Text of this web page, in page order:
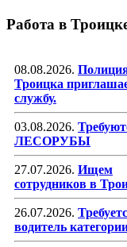
Работа в
08.08.2026.
Троицка
службу.
03.08.2026.
ЛЕСОРУБЫ
27.07.2026. Ищем
сотрудников в
26.07.2026.
водитель